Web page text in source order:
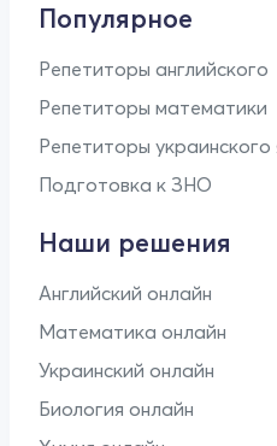
Популярное
Репетиторы английского
Репетиторы математики
Репетиторы украинского
Подготовка к ЗНО
Наши решения
Английский онлайн
Математика онлайн
Украинский онлайн
Биология онлайн